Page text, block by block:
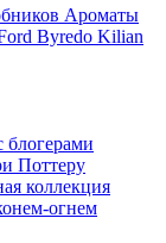
Ароматы
Byredo Kilian
блогерами
Поттеру
коллекция
огнем